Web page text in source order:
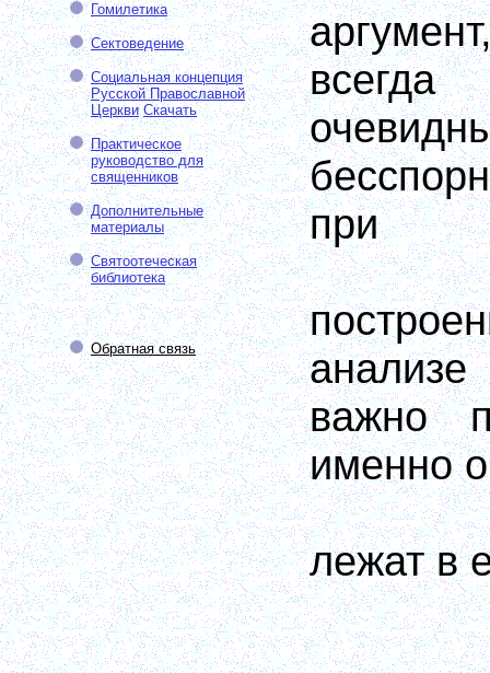
Гомилетика
Сектоведение
Социальная концепция
Русской Православной
Церкви Скачать
Практическое
руководство для
священников
Дополнительные
материалы
Святоотеческая
библиотека
Обратная связь
при
важно
именно
лежат в